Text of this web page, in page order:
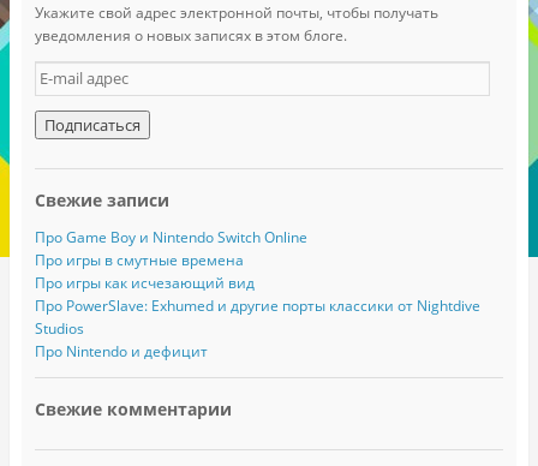
Укажите свой адрес электронной почты, чтобы получать
уведомления о новых записях в этом блоге.
E
-
m
a
i
а
д
р
е
с
Свежие записи
Про Game Boy и Nintendo Switch Online
Про игры в смутные времена
Про игры как исчезающий вид
Про PowerSlave: Exhumed и другие порты классики от Nightdive
Studios
Про Nintendo и дефицит
Свежие комментарии